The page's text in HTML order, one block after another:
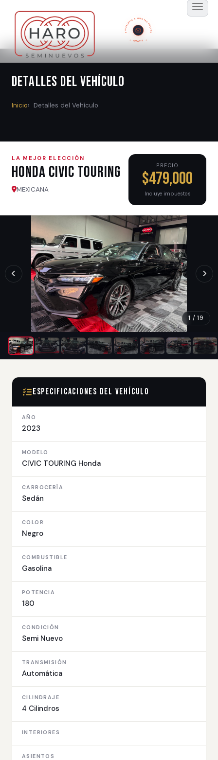
SUSCRÍBETE A NUESTRO BOLETÍN
GRATIS
Detalles del Vehículo
Inicio Detalles del Vehículo
LA MEJOR ELECCIÓN
Honda CIVIC TOURING
MEXICANA
PRECIO
$479,000
Incluye impuestos
1 / 19
Especificaciones del Vehículo
AÑO
2023
MODELO
CIVIC TOURING Honda
CARROCERÍA
Sedán
COLOR
Negro
COMBUSTIBLE
Gasolina
POTENCIA
180
CONDICIÓN
Semi Nuevo
TRANSMISIÓN
Automática
CILINDRAJE
4 Cilindros
INTERIORES
ASIENTOS